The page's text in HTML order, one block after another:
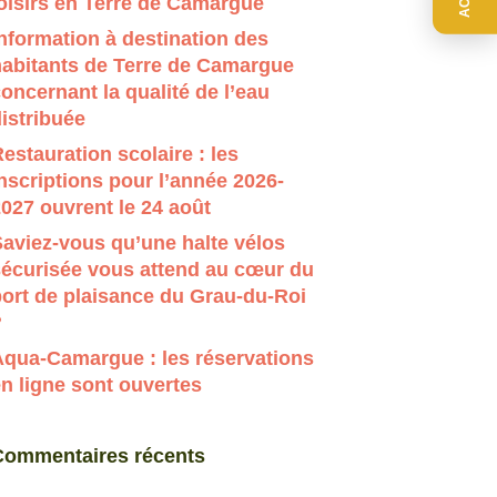
entrer pour aller à la page désirée.
à destination des
de Terre de Camargue
la qualité de l’eau
scolaire : les
pour l’année 2026-
ouvrent le 24 août
vous qu’une halte vélos
vous attend au cœur du
de plaisance du Grau-du-Roi
Camargue : les réservations
ligne sont ouvertes
récents